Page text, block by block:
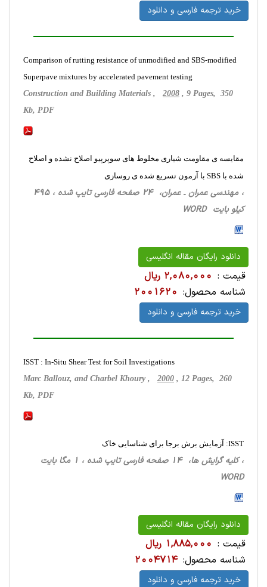
خرید ترجمه فارسی و دانلود
Comparison of rutting resistance of unmodified and SBS-modified
Superpave mixtures by accelerated pavement testing
Construction and Building Materials , 2008 , 9 Pages, 350
Kb, PDF
مقایسه ی مقاومت شیاری مخلوط های سوپرپیو اصلاح نشده و اصلاح
شده با SBS با آزمون تسریع شده ی روسازی
، مهندسی عمران ـ عمران، 24 صفحه فارسی تایپ شده ، 495
کیلو بایت WORD
دانلود رایگان مقاله انگلیسی
قیمت : 2,080,000 ریال
شناسه محصول: 2001620
خرید ترجمه فارسی و دانلود
ISST : In-Situ Shear Test for Soil Investigations
Marc Ballouz, and Charbel Khoury , 2000 , 12 Pages, 260
Kb, PDF
ISST: آزمایش برش برجا برای شناسایی خاک
، کلیه گرایش ها، 14 صفحه فارسی تایپ شده ، 1 مگا بایت
WORD
دانلود رایگان مقاله انگلیسی
قیمت : 1,885,000 ریال
شناسه محصول: 2004714
خرید ترجمه فارسی و دانلود